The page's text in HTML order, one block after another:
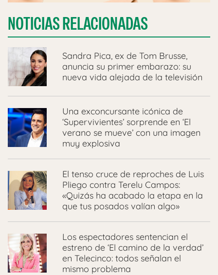
NOTICIAS RELACIONADAS
Sandra Pica, ex de Tom Brusse,
anuncia su primer embarazo: su
nueva vida alejada de la televisión
Una exconcursante icónica de
‘Supervivientes’ sorprende en ‘El
verano se mueve’ con una imagen
muy explosiva
El tenso cruce de reproches de Luis
Pliego contra Terelu Campos:
«Quizás ha acabado la etapa en la
que tus posados valían algo»
Los espectadores sentencian el
estreno de ‘El camino de la verdad’
en Telecinco: todos señalan el
mismo problema